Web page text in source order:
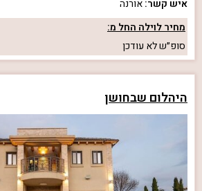
איש קשר:אורנה
מחיר לוילה החל מ:
סופ״שלא עודכן
היהלום שבחושן